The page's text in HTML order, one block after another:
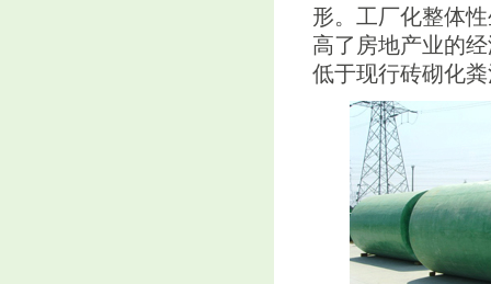
形。工厂化整体
高了房地产业的
低于现行砖砌化